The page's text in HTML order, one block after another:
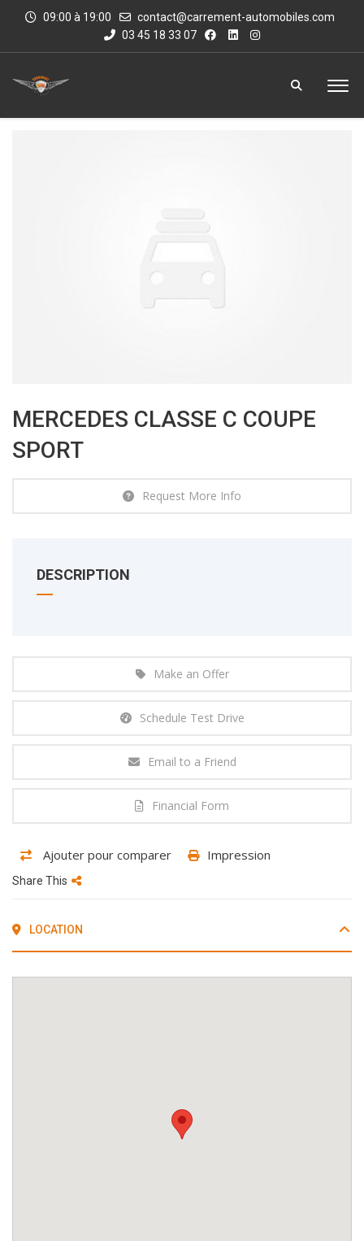
09:00 à 19:00
contact@carrement-automobiles.com
03 45 18 33 07
MERCEDES CLASSE C COUPE
SPORT
Request More Info
DESCRIPTION
Make an Offer
Schedule Test Drive
Email to a Friend
Financial Form
Ajouter pour comparer Impression
Share This
LOCATION